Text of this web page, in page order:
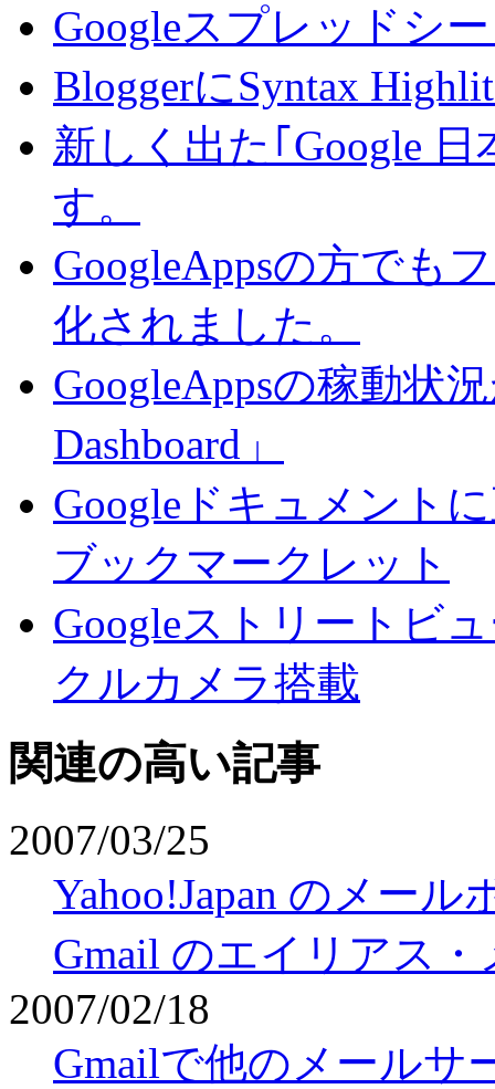
Googleスプレッドシ
BloggerにSyntax
新しく出た｢Google
す。
GoogleAppsの方でも
化されました。
GoogleAppsの稼動状
Dashboard」
Googleドキュメント
ブックマークレット
Googleストリートビ
クルカメラ搭載
関連の高い記事
2007/03/25
Yahoo!Japan のメー
Gmail のエイリアス
2007/02/18
Gmailで他のメールサ